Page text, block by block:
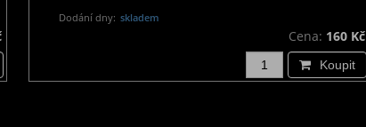
Dodání dny: skladem
Cena: 160 Kč
Koupit